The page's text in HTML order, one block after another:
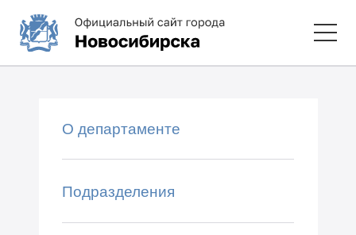
О департаменте
Подразделения